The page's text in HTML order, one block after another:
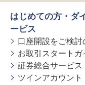
はじめての方・ダ
ービス
口座開設をご検討
お取引スタートガ
証券総合サービス
ツインアカウント